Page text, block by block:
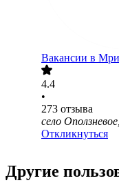
Вакансии в
4.4
•
273 отзыва
село
Откликнуться
Другие